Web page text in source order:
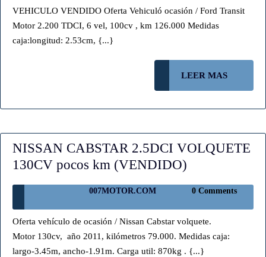
(VENDIDO)
VEHICULO VENDIDO Oferta Vehiculó ocasión / Ford Transit
Motor 2.200 TDCI, 6 vel, 100cv , km 126.000 Medidas
caja:longitud: 2.53cm, {...}
LEER MAS
MAS
NISSAN CABSTAR 2.5DCI VOLQUETE
130CV pocos km (VENDIDO)
2.5DCI
VOLQUETE
130CV
pocos
007MOTOR.COM 007MOTOR.COM
0 Comments
Oferta vehículo de ocasión / Nissan Cabstar volquete.
Motor 130cv, año 2011, kilómetros 79.000. Medidas caja:
largo-3.45m, ancho-1.91m. Carga util: 870kg . {...}